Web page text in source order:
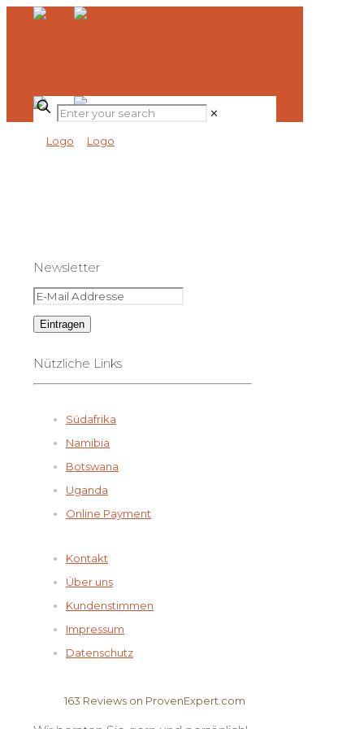
✕
Newsletter
Nützliche Links
Südafrika
Namibia
Botswana
Uganda
Online Payment
Kontakt
Über uns
Kundenstimmen
Impressum
Datenschutz
163 Reviews on ProvenExpert.com